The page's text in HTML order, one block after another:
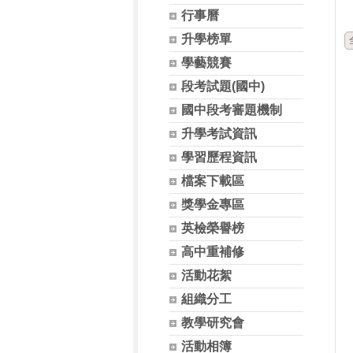
行事曆
升學榜單
學藝競賽
段考試題(國中)
國中段考審題機制
升學考試資訊
學習歷程資訊
檔案下載區
獎學金專區
英檢榮譽榜
高中重補修
活動花絮
組織分工
教學研究會
活動相簿